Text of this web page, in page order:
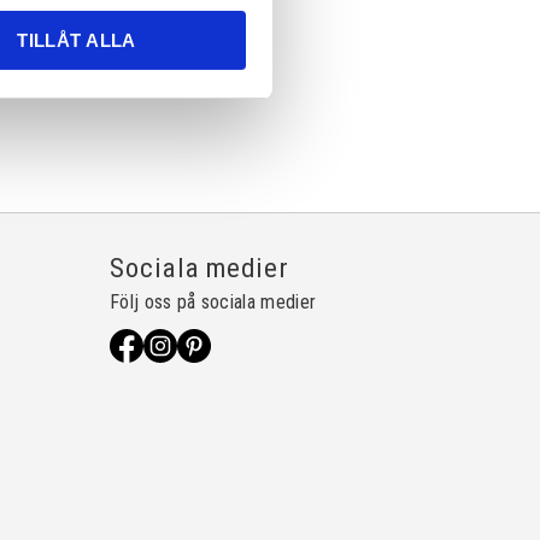
TILLÅT ALLA
Sociala medier
Följ oss på sociala medier